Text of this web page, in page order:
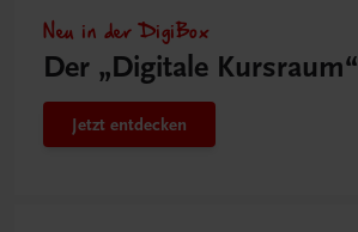
Neu in der DigiBox
Der „Digitale Kursraum“
Jetzt entdecken